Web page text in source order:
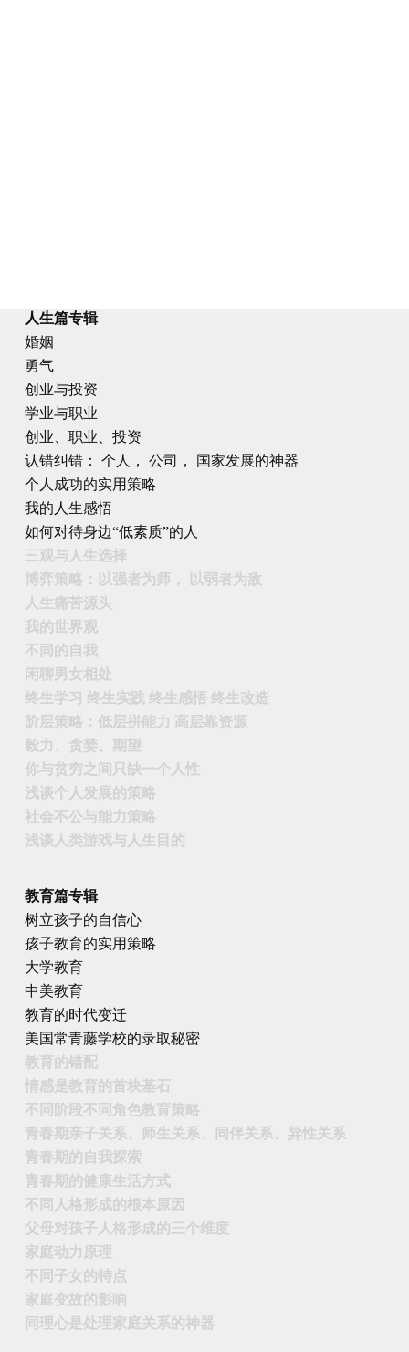
人生篇专辑
婚姻
勇气
创业与投资
学业与职业
创业、职业、投资
认错纠错： 个人， 公司， 国家发展的神器
个人成功的实用策略
我的人生感悟
如何对待身边“低素质”的人
三观与人生选择
博弈策略：以强者为师， 以弱者为敌
人生痛苦源头
我的世界观
不同的自我
闲聊男女相处
终生学习 终生实践 终生感悟 终生改造
阶层策略：低层拼能力 高层靠资源
毅力、贪婪、期望
你与贫穷之间只缺一个人性
浅谈个人发展的策略
社会不公与能力策略
浅谈人类游戏与人生目的
教育篇专辑
树立孩子的自信心
孩子教育的实用策略
大学教育
中美教育
教育的时代变迁
美国常青藤学校的录取秘密
教育的错配
情感是教育的首块基石
不同阶段不同角色教育策略
青春期亲子关系、师生关系、同伴关系、异性关系
青春期的自我探索
青春期的健康生活方式
不同人格形成的根本原因
父母对孩子人格形成的三个维度
家庭动力原理
不同子女的特点
家庭变故的影响
同理心是处理家庭关系的神器